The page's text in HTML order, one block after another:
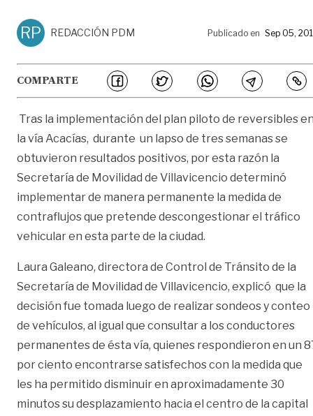
RP REDACCIÓN PDM Publicado en Sep 05,
COMPARTE
Tras la implementación del plan piloto de reversibles
la vía Acacías, durante un lapso de tres semanas se
obtuvieron resultados positivos, por esta razón la
Secretaría de Movilidad de Villavicencio determinó
implementar de manera permanente la medida de
contraflujos que pretende descongestionar el tráfico
vehicular en esta parte de la ciudad.
Laura Galeano, directora de Control de Tránsito de la
Secretaría de Movilidad de Villavicencio, explicó que la
decisión fue tomada luego de realizar sondeos y conteo
de vehículos, al igual que consultar a los conductores
permanentes de ésta vía, quienes respondieron en un
por ciento encontrarse satisfechos con la medida que
les ha permitido disminuir en aproximadamente 30
minutos su desplazamiento hacia el centro de la capital